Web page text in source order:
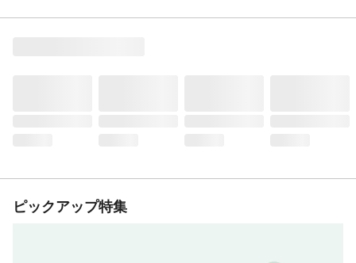
ピックアップ特集